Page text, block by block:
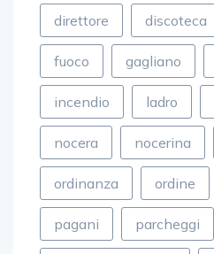
direttore discoteca
fuoco gagliano
incendio ladro
nocera nocerina
ordinanza ordine
pagani parcheggi